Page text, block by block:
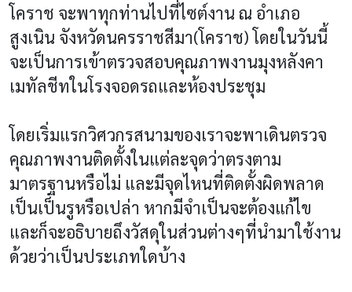
โคราช จะพาทุกท่านไปที่ไซต์งาน ณ อำเภอ
สูงเนิน จังหวัดนครราชสีมา(โคราช)โดยในวันนี้
จะเป็นการเข้าตรวจสอบคุณภาพงานมุงหลังคา
เมทัลชีทในโรงจอดรถและห้องประชุม
โดยเริ่มแรกวิศวกรสนามของเราจะพาเดินตรวจ
คุณภาพงานติดตั้งในแต่ละจุดว่าตรงตาม
มาตรฐานหรือไม่ และมีจุดไหนที่ติดตั้งผิดพลาด
เป็นเป็นรูหรือเปล่า หากมีจำเป็นจะต้องแก้ไข
และก็จะอธิบายถึงวัสดุในส่วนต่างๆที่นำมาใช้งาน
ด้วยว่าเป็นประเภทใดบ้าง